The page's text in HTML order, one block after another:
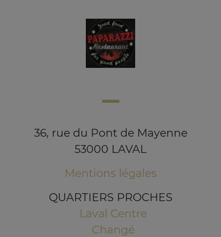
36, rue du Pont de Mayenne
53000 LAVAL
Mentions légales
QUARTIERS PROCHES
Laval Centre
Changé